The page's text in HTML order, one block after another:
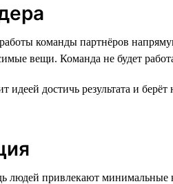
команды партнёров
вещи. Команда не будет
идеей достичь результата и
людей привлекают минимальные